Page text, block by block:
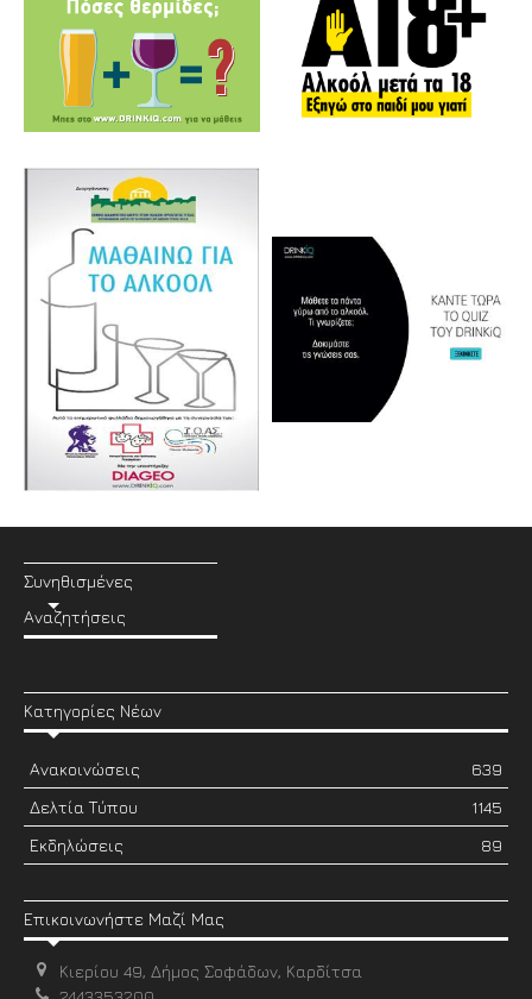
Συνηθισμένες
Αναζητήσεις
Κατηγορίες Νέων
Ανακοινώσεις
639
Δελτία Τύπου
1145
Εκδηλώσεις
89
Επικοινωνήστε Μαζί Μας
Κιερίου 49, Δήμος Σοφάδων, Καρδίτσα